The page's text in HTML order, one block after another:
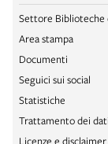
Settore Biblioteche
Area stampa
Documenti
Seguici sui social
Statistiche
Trattamento dei
Licenze e